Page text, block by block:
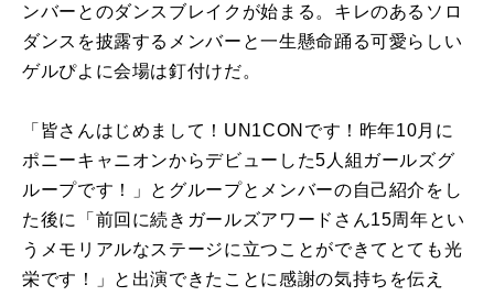
ンバーとのダンスブレイクが始まる。キレのあるソロ
ダンスを披露するメンバーと一生懸命踊る可愛らしい
ゲルぴよに会場は釘付けだ。
「皆さんはじめまして！UN1CONです！昨年10月に
ポニーキャニオンからデビューした5人組ガールズグ
ループです！」とグループとメンバーの自己紹介をし
た後に「前回に続きガールズアワードさん15周年とい
うメモリアルなステージに立つことができてとても光
栄です！」と出演できたことに感謝の気持ちを伝え